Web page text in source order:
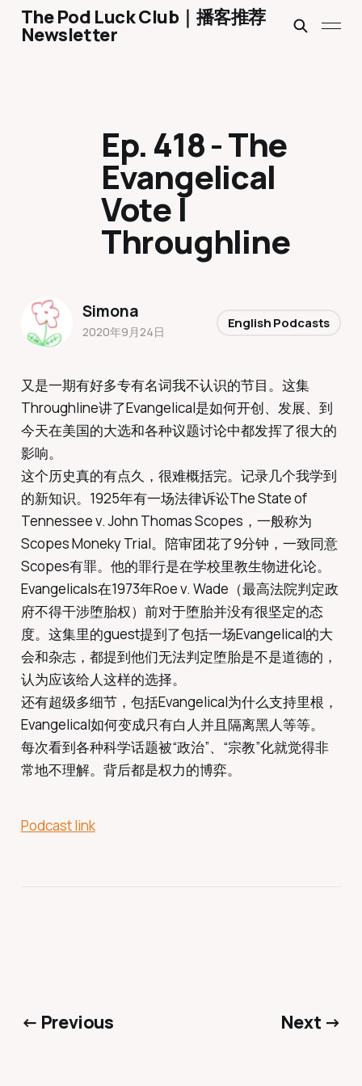
The Pod Luck Club｜播客推荐
Newsletter
又是一期有好多专有名词我不认识的节目。这集
Throughline讲了Evangelical是如何开创、发展、到
今天在美国的大选和各种议题讨论中都发挥了很大的
影响。
这个历史真的有点久，很难概括完。记录几个我学到
的新知识。1925年有一场法律诉讼The State of
Tennessee v. John Thomas Scopes，一般称为
Scopes Moneky Trial。陪审团花了9分钟，一致同意
Scopes有罪。他的罪行是在学校里教生物进化论。
Evangelicals在1973年Roe v. Wade（最高法院判定政
府不得干涉堕胎权）前对于堕胎并没有很坚定的态
度。这集里的guest提到了包括一场Evangelical的大
会和杂志，都提到他们无法判定堕胎是不是道德的，
认为应该给人这样的选择。
还有超级多细节，包括Evangelical为什么支持里根，
Evangelical如何变成只有白人并且隔离黑人等等。
每次看到各种科学话题被“政治”、“宗教”化就觉得非
常地不理解。背后都是权力的博弈。
Podcast link
Ep. 418 - The
Evangelical
Vote |
Throughline
Simona
2020年9月24日
English Podcasts
← Previous Next →